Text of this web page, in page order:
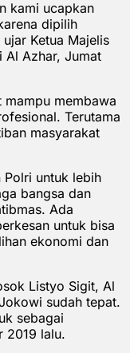
kami ucapkan
dipilih
Ketua Majelis
Al Azhar, Jumat
membawa
Terutama
masyarakat
Polri untuk lebih
bangsa dan
Ada
untuk bisa
ekonomi dan
Listyo Sigit, Al
sudah tepat.
sebagai
2019 lalu.